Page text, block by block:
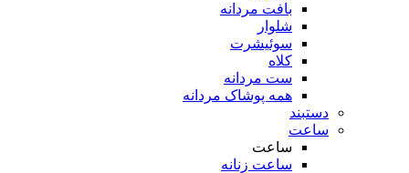
بافت مردانه
شلوار
سوئیشرت
کلاه
ست مردانه
همه پوشاک مردانه
دستبند
ساعت
ساعت
ساعت زنانه